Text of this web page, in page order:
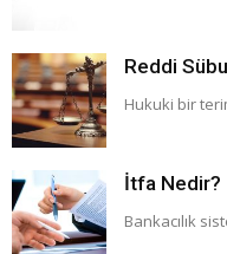
Reddi
Hukuki bir
İtfa Nedir?
Bankacılık